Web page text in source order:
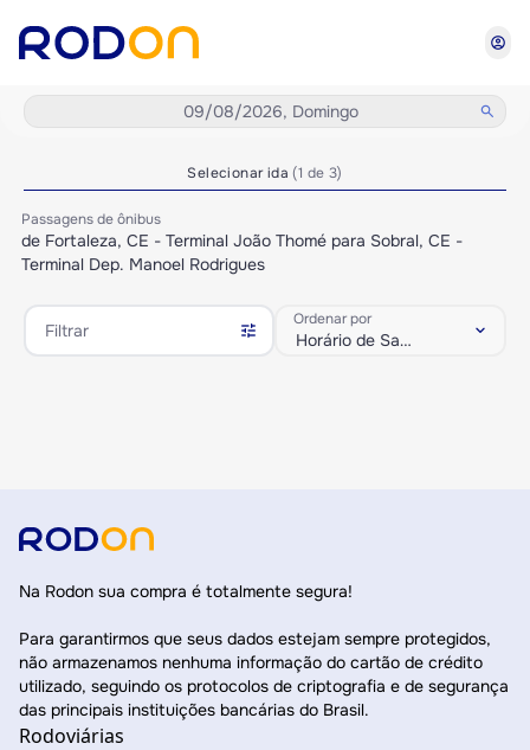
account_circle
09/08/2026, Domingo search
Selecionar ida(1 de 3)
Passagens de ônibus
de Fortaleza, CE - Terminal João Thomé para Sobral, CE -
Terminal Dep. Manoel Rodrigues
Filtrar tune Ordenar por
Horário de Saída keyboard_arrow_down
Na Rodon sua compra é totalmente segura!
Para garantirmos que seus dados estejam sempre protegidos,
não armazenamos nenhuma informação do cartão de crédito
utilizado, seguindo os protocolos de criptografia e de segurança
das principais instituições bancárias do Brasil.
Rodoviárias